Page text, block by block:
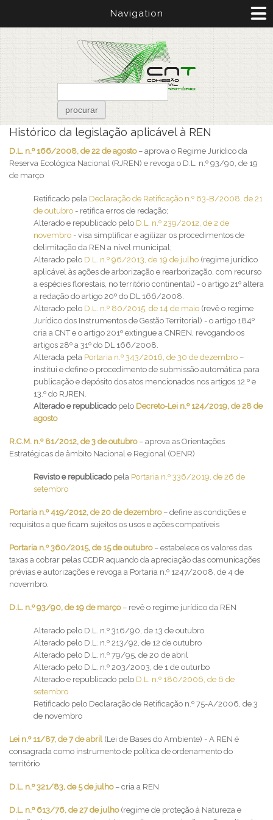
Navigation
Formulário de pesquisa
Está aqui
Histórico da legislação aplicável à REN
D.L. n.º 166/2008, de 22 de agosto– aprova o Regime Jurídico da
Reserva Ecológica Nacional (RJREN) e revoga o D.L. n.º 93/90, de 19
de março
Retificado pela Declaração de Retificação n.º 63-B/2008, de 21
de outubro - retifica erros de redação;
Alterado e republicado pelo D.L. n.º 239/2012, de 2 de
novembro - visa simplificar e agilizar os procedimentos de
delimitação da REN a nível municipal;
Alterado pelo D.L. n.º 96/2013, de 19 de julho (regime jurídico
aplicável às ações de arborização e rearborização, com recurso
a espécies florestais, no território continental) - o artigo 21º altera
a redação do artigo 20º do DL 166/2008.
Alterado pelo D.L. n.º 80/2015, de 14 de maio (revê o regime
Jurídico dos Instrumentos de Gestão Territorial) - o artigo 184º
cria a CNT e o artigo 201º extingue a CNREN, revogando os
artigos 28º a 31º do DL 166/2008.
Alterada pela Portaria n.º 343/2016, de 30 de dezembro –
institui e define o procedimento de submissão automática para
publicação e depósito dos atos mencionados nos artigos 12.º e
13.º do RJREN.
Alterado e republicado pelo Decreto-Lei n.º 124/2019, de 28 de
agosto
R.C.M. n.º 81/2012, de 3 de outubro– aprova as Orientações
Estratégicas de âmbito Nacional e Regional (OENR)
Revisto e republicadopela Portaria n.º 336/2019, de 26 de
setembro
Portaria n.º 419/2012, de 20 de dezembro– define as condições e
requisitos a que ficam sujeitos os usos e ações compatíveis
Portaria n.º 360/2015, de 15 de outubro– estabelece os valores das
taxas a cobrar pelas CCDR aquando da apreciação das comunicações
prévias e autorizações e revoga a Portaria n.º 1247/2008, de 4 de
novembro.
D.L. n.º 93/90, de 19 de março– revê o regime jurídico da REN
Alterado pelo D.L. n.º 316/90, de 13 de outubro
Alterado pelo D.L. n.º 213/92, de 12 de outubro
Alterado pelo D.L. n.º 79/95, de 20 de abril
Alterado pelo D.L. n.º 203/2003, de 1 de outurbo
Alterado e republicado pelo D.L. n.º 180/2006, de 6 de
setembro
Retificado pelo Declaração de Retificação n.º 75-A/2006, de 3
de novembro
Lei n.º 11/87, de 7 de abril (Lei de Bases do Ambiente) - A REN é
consagrada como instrumento de política de ordenamento do
território
D.L. n.º 321/83, de 5 de julho– cria a REN
D.L. n.º 613/76, de 27 de julho(regime de proteção à Natureza e